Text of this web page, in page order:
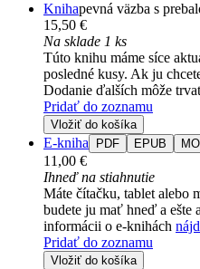
Knihapevná väzba s
15,50 €
Na sklade 1 ks
Túto knihu máme síce
posledné kusy. Ak ju
Dodanie ďalších môže
Pridať do zoznamu
Vložiť do košíka
E-kniha PDF EPUB
11,00 €
Ihneď na stiahnutie
Máte čítačku, tablet alebo
budete ju mať hneď a ešte
informácii o e-knihách
Pridať do zoznamu
Vložiť do košíka